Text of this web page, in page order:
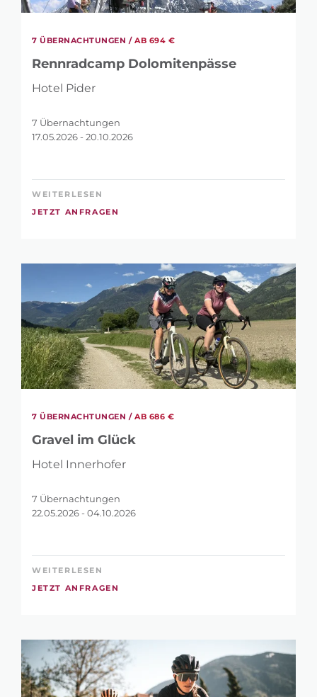
SUCHE
7 ÜBERNACHTUNGEN / AB 694 €
Rennradcamp Dolomitenpässe
Hotel Pider
7 Übernachtungen
17.05.2026 - 20.10.2026
WEITERLESEN
JETZT ANFRAGEN
7 ÜBERNACHTUNGEN / AB 686 €
Gravel im Glück
Hotel Innerhofer
7 Übernachtungen
22.05.2026 - 04.10.2026
WEITERLESEN
JETZT ANFRAGEN